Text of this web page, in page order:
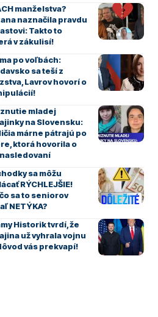
manželstva?
naznačila pravdu
Takto to
v zákulisí!
po voľbách:
sa teší z
Lavrov hovorí o
mladej
na Slovensku:
márne pátrajú po
ktorá hovorila o
sa môžu
RÝCHLEJŠIE!
sa to seniorov
NETÝKA?
Historik tvrdí, že
už vyhrala vojnu
vás prekvapí!